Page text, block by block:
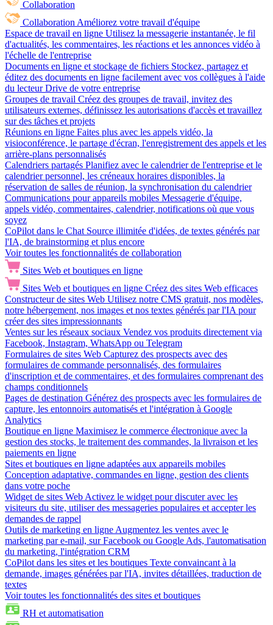
Collaboration
Collaboration Améliorez votre travail d'équipe
Espace de travail en ligne Utilisez la messagerie instantanée, le fil
d'actualités, les commentaires, les réactions et les annonces vidéo à
l'échelle de l'entreprise
Documents en ligne et stockage de fichiers Stockez, partagez et
éditez des documents en ligne facilement avec vos collègues à l'aide
du lecteur Drive de votre entreprise
Groupes de travail Créez des groupes de travail, invitez des
utilisateurs externes, définissez les autorisations d'accès et travaillez
sur des tâches et projets
Réunions en ligne Faites plus avec les appels vidéo, la
visioconférence, le partage d'écran, l'enregistrement des appels et les
arrière-plans personnalisés
Calendriers partagés Planifiez avec le calendrier de l'entreprise et le
calendrier personnel, les créneaux horaires disponibles, la
réservation de salles de réunion, la synchronisation du calendrier
Communications pour appareils mobiles Messagerie d'équipe,
appels vidéo, commentaires, calendrier, notifications où que vous
soyez
CoPilot dans le Chat Source illimitée d'idées, de textes générés par
l'IA, de brainstorming et plus encore
Voir toutes les fonctionnalités de collaboration
Sites Web et boutiques en ligne
Sites Web et boutiques en ligne Créez des sites Web efficaces
Constructeur de sites Web Utilisez notre CMS gratuit, nos modèles,
notre hébergement, nos images et nos textes générés par l'IA pour
créer des sites impressionnants
Ventes sur les réseaux sociaux Vendez vos produits directement via
Facebook, Instagram, WhatsApp ou Telegram
Formulaires de sites Web Capturez des prospects avec des
formulaires de commande personnalisés, des formulaires
d'inscription et de commentaires, et des formulaires comprenant des
champs conditionnels
Pages de destination Générez des prospects avec les formulaires de
capture, les entonnoirs automatisés et l'intégration à Google
Analytics
Boutique en ligne Maximisez le commerce électronique avec la
gestion des stocks, le traitement des commandes, la livraison et les
paiements en ligne
Sites et boutiques en ligne adaptées aux appareils mobiles
Conception adaptative, commandes en ligne, gestion des clients
dans votre poche
Widget de sites Web Activez le widget pour discuter avec les
visiteurs du site, utiliser des messageries populaires et accepter les
demandes de rappel
Outils de marketing en ligne Augmentez les ventes avec le
marketing par e-mail, sur Facebook ou Google Ads, l'automatisation
du marketing, l'intégration CRM
CoPilot dans les sites et les boutiques Texte convaincant à la
demande, images générées par l'IA, invites détaillées, traduction de
textes
Voir toutes les fonctionnalités des sites et boutiques
RH et automatisation